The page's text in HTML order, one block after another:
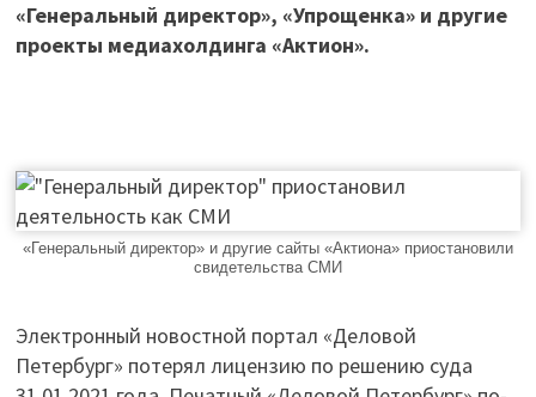
«Генеральный директор», «Упрощенка» и другие
проекты медиахолдинга «Актион».
«Генеральный директор» и другие сайты «Актиона» приостановили
свидетельства СМИ
Электронный новостной портал «Деловой
Петербург» потерял лицензию по решению суда